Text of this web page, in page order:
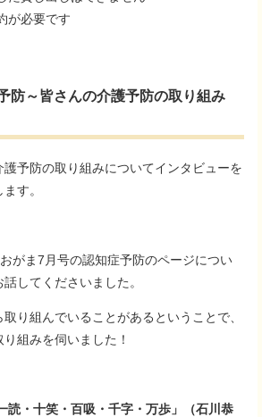
必要です
防～皆さんの介護予防の取り組み
防の取り組みについてインタビューを
す。
ま7月号の認知症予防のページについ
してくださいました。
組んでいることがあるということで、
組みを伺いました！
・十笑・百吸・千字・万歩」（石川恭